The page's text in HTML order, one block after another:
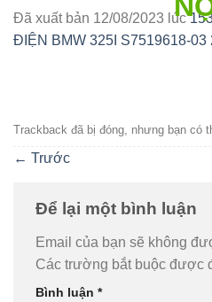
Đã xuất bản 12/08/2023 lúc
ĐIỆN BMW 325I S7519618-03
Trackback đã bị đóng, nhưng bạn có
← Trước
Để lại một bình luận
Email của bạn sẽ không
Các trường bắt buộc được
Bình luận *